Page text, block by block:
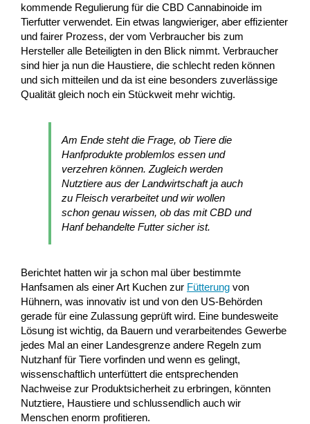
kommende Regulierung für die CBD Cannabinoide im
Tierfutter verwendet. Ein etwas langwieriger, aber effizienter
und fairer Prozess, der vom Verbraucher bis zum
Hersteller alle Beteiligten in den Blick nimmt. Verbraucher
sind hier ja nun die Haustiere, die schlecht reden können
und sich mitteilen und da ist eine besonders zuverlässige
Qualität gleich noch ein Stückweit mehr wichtig.
Am Ende steht die Frage, ob Tiere die
Hanfprodukte problemlos essen und
verzehren können. Zugleich werden
Nutztiere aus der Landwirtschaft ja auch
zu Fleisch verarbeitet und wir wollen
schon genau wissen, ob das mit CBD und
Hanf behandelte Futter sicher ist.
Berichtet hatten wir ja schon mal über bestimmte
Hanfsamen als einer Art Kuchen zur Fütterung von
Hühnern, was innovativ ist und von den US-Behörden
gerade für eine Zulassung geprüft wird. Eine bundesweite
Lösung ist wichtig, da Bauern und verarbeitendes Gewerbe
jedes Mal an einer Landesgrenze andere Regeln zum
Nutzhanf für Tiere vorfinden und wenn es gelingt,
wissenschaftlich unterfüttert die entsprechenden
Nachweise zur Produktsicherheit zu erbringen, könnten
Nutztiere, Haustiere und schlussendlich auch wir
Menschen enorm profitieren.